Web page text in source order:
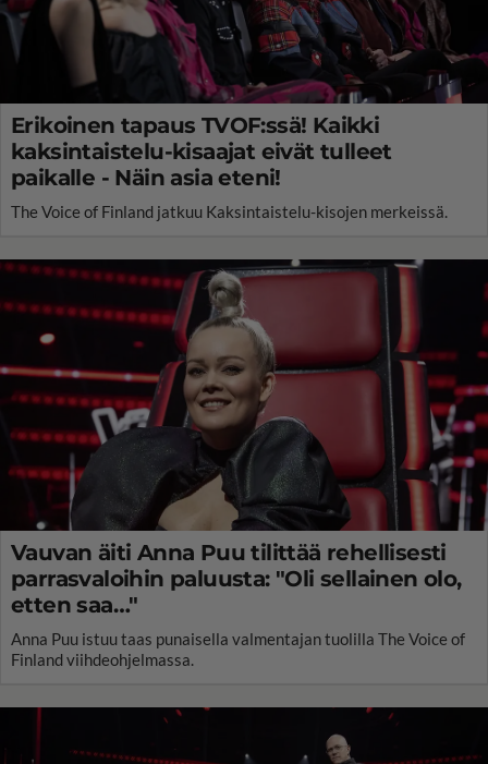
Erikoinen tapaus TVOF:ssä! Kaikki
kaksintaistelu-kisaajat eivät tulleet
paikalle - Näin asia eteni!
The Voice of Finland jatkuu Kaksintaistelu-kisojen merkeissä.
Vauvan äiti Anna Puu tilittää rehellisesti
parrasvaloihin paluusta: "Oli sellainen olo,
etten saa…"
Anna Puu istuu taas punaisella valmentajan tuolilla The Voice of
Finland viihdeohjelmassa.